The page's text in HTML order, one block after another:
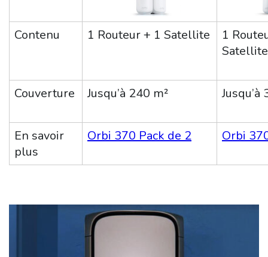
Contenu 1 Routeur + 1 Satellite
1
Couverture Jusqu’à 240 m² Jusqu’à
En savoir
plus
Orbi 370 Pack de 2 Orbi